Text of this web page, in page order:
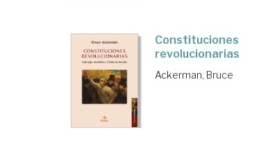
Constituciones
revolucionarias
Ackerman, Bruce